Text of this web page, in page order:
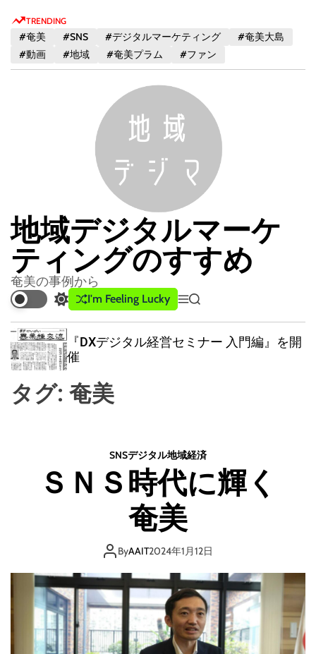
TRENDING
#奄美 #SNS #デジタルマーケティング
#奄美大島
#動画
#地域 #奄美プラム #ファン
地域デジタルマーケ
ティングのすすめ
奄美の事例から
S
w
i
t
c
c
o
I'm Feeling Lucky
M
e
u
S
e
r
『DXデジタル経営セミナー 入門編』を開
催
タグ: 奄美
SNSデジタル地域経済
ＳＮＳ時代に輝く
奄美
ByAAIT2024年1月12日